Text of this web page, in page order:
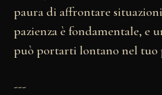
paura di affrontare
pazienza è fondamentale, e
può portarti lontano nel tuo
---